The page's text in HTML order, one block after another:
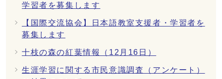
学習者を募集します
【国際交流協会】日本語教室支援者・学習者を
募集します
十枝の森の紅葉情報（12月16日）
生涯学習に関する市民意識調査（アンケート）